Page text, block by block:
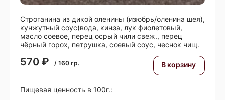
Строганина из дикой оленины (изюбрь/оленина шея),
кунжутный соус(вода, кинза, лук фиолетовый,
масло соевое, перец осрый чили свеж., перец
чёрный горох, петрушка, соевый соус, чеснок чищ.
570 ₽ / 160 гр. В корзину
Пищевая ценность в 100г.: